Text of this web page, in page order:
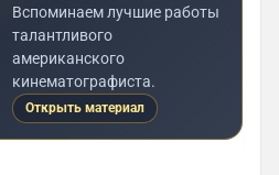
Вспоминаем лучшие работы
талантливого
американского
кинематографиста.
Открыть материал